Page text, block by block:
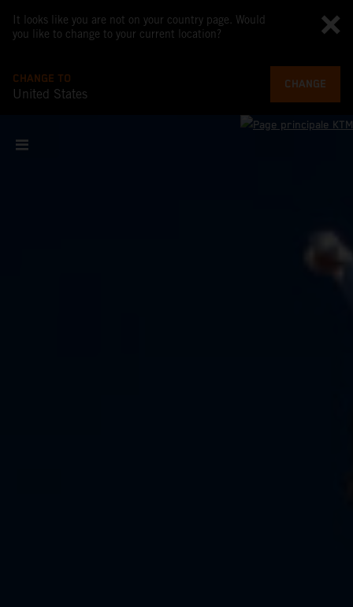
It looks like you are not on your country page. Would
you like to change to your current location?
CHANGE TO
United States
CHANGE